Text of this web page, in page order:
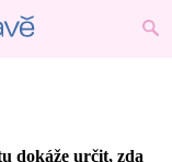
dokáže určit, zda